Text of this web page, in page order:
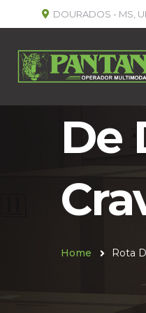
DOURADOS - MS,
De
Home Rota